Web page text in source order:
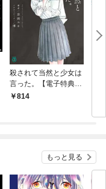
殺されて当然と少女は
言った。【電子特典付
き】814
もっと見る